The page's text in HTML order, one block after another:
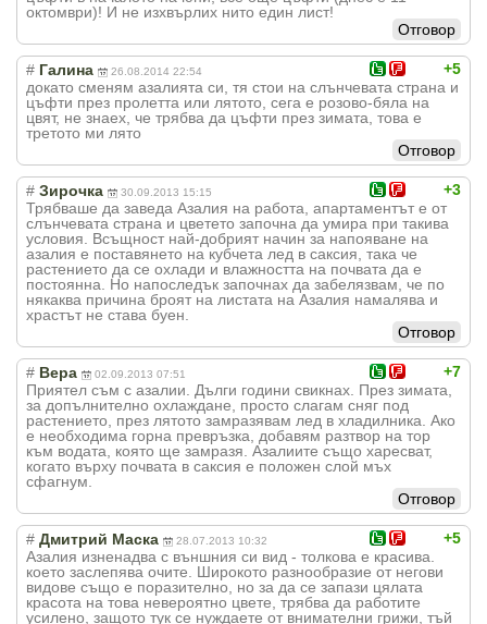
октомври)! И не изхвърлих нито един лист!
Отговор
+5
# Галина 26.08.2014 22:54
докато сменям азалията си, тя стои на слънчевата страна и
цъфти през пролетта или лятото, сега е розово-бяла на
цвят, не знаех, че трябва да цъфти през зимата, това е
третото ми лято
Отговор
+3
# Зирочка 30.09.2013 15:15
Трябваше да заведа Азалия на работа, апартаментът е от
слънчевата страна и цветето започна да умира при такива
условия. Всъщност най-добрият начин за напояване на
азалия е поставянето на кубчета лед в саксия, така че
растението да се охлади и влажността на почвата да е
постоянна. Но напоследък започнах да забелязвам, че по
някаква причина броят на листата на Азалия намалява и
храстът не става буен.
Отговор
+7
# Вера 02.09.2013 07:51
Приятел съм с азалии. Дълги години свикнах. През зимата,
за допълнително охлаждане, просто слагам сняг под
растението, през лятото замразявам лед в хладилника. Ако
е необходима горна превръзка, добавям разтвор на тор
към водата, която ще замразя. Азалиите също харесват,
когато върху почвата в саксия е положен слой мъх
сфагнум.
Отговор
+5
# Дмитрий Маска 28.07.2013 10:32
Азалия изненадва с външния си вид - толкова е красива.
което заслепява очите. Широкото разнообразие от негови
видове също е поразително, но за да се запази цялата
красота на това невероятно цвете, трябва да работите
усилено, защото тук се нуждаете от внимателни грижи, тъй